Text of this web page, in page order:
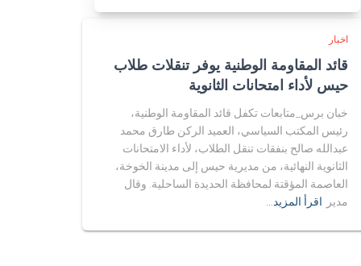
اخبار
قائد المقاومة الوطنية يوفر تنقلات طلاب
حيس لأداء امتحانات الثانوية
خبان برس_متابعات تكفل قائد المقاومة الوطنية،
رئيس المكتب السياسي، العميد الركن طارق محمد
عبدالله صالح بنفقات تنقل الطلاب، لأداء الامتحانات
الثانوية النهائية، من مديرية حيس إلى مدينة الخوخة،
العاصمة المؤقتة لمحافظة الحديدة الساحلية. وقال
مدير
اقرأ المزيد…